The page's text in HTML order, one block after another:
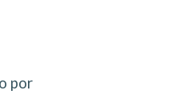
por